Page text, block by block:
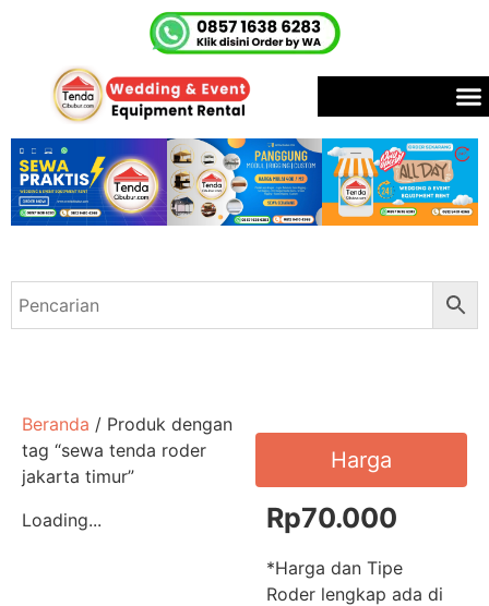
Beranda / Produk dengan
tag “sewa tenda roder
jakarta timur”
Loading...
Harga
Rp70.000
*Harga dan Tipe
Roder lengkap ada di